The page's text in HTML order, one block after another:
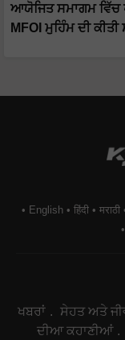
ਆਯੋਜਿਤ ਸਮਾਗਮ ਵਿੱਚ
MFOI ਮੁਹਿੰਮ ਦੀ ਕੀਤੀ
English हिंदी मराठी
ਖਬਰਾਂ ਸੇਹਤ ਅਤੇ
ਦੀਆ ਕਹਾਣੀਆਂ